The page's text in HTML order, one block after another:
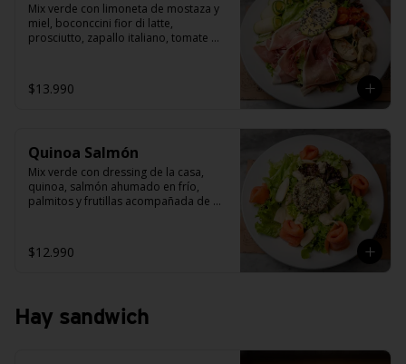
Mix verde con limoneta de mostaza y
miel, boconccini fior di latte,
prosciutto, zapallo italiano, tomate
$13.990
Quinoa Salmón
Mix verde con dressing de la casa,
quinoa, salmón ahumado en frío,
palmitos y frutillas acompañada de
$12.990
Hay sandwich